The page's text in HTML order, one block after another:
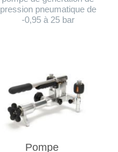
pression pneumatique de
-0,95 à 25 bar
Pompe